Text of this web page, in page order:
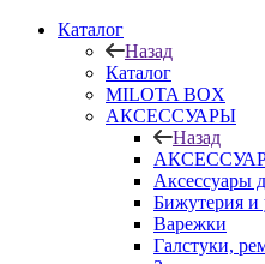
Каталог
Назад
Каталог
MILOTA BOX
АКСЕССУАРЫ
Назад
Аксессуары
Бижутерия и
Варежки
Галстуки,